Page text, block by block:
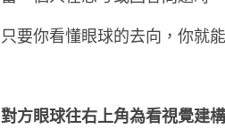
只要你看懂眼球的去向，你就
對方眼球往右上角為看視覺建